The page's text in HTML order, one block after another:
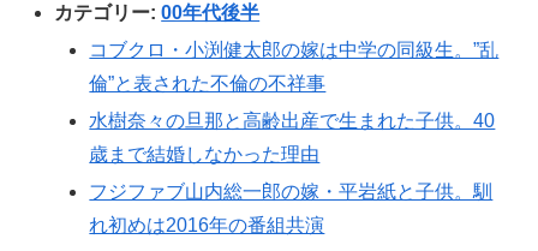
カテゴリー:00年代後半
コブクロ・小渕健太郎の嫁は中学の同級生。”乱
倫”と表された不倫の不祥事
水樹奈々の旦那と高齢出産で生まれた子供。40
歳まで結婚しなかった理由
フジファブ山内総一郎の嫁・平岩紙と子供。馴
れ初めは2016年の番組共演